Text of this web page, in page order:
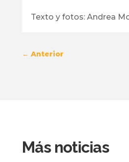
Texto y fotos: Andrea
← Anterior
Más noticias